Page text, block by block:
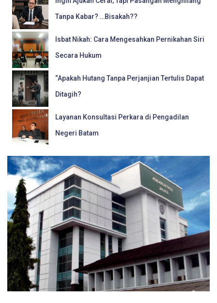
Tanpa Kabar? …Bisakah??
Isbat Nikah: Cara Mengesahkan Pernikahan Siri
Secara Hukum
“Apakah Hutang Tanpa Perjanjian Tertulis Dapat
Ditagih?
Layanan Konsultasi Perkara di Pengadilan
Negeri Batam